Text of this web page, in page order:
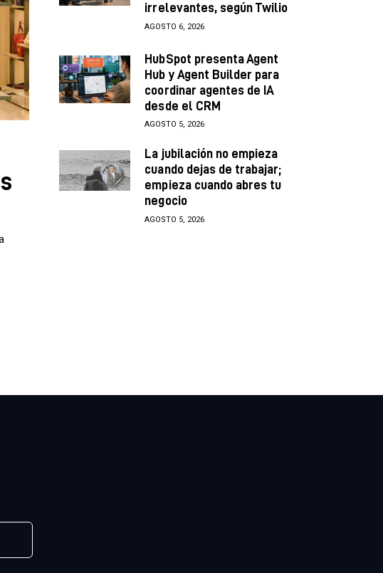
irrelevantes, según Twilio
AGOSTO 6, 2026
HubSpot presenta Agent
Hub y Agent Builder para
coordinar agentes de IA
desde el CRM
AGOSTO 5, 2026
La jubilación no empieza
cuando dejas de trabajar;
empieza cuando abres tu
negocio
AGOSTO 5, 2026